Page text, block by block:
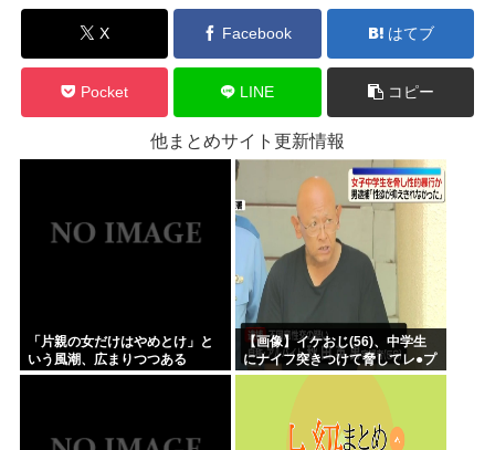
X Facebook はてブ
Pocket LINE コピー
他まとめサイト更新情報
「片親の女だけはやめとけ」と
いう風潮、広まりつつある
【画像】イケおじ(56)、中学生
にナイフ突きつけて脅してレ●プ
www